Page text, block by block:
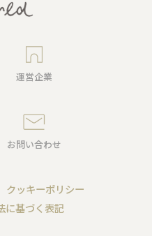
運営企業
お問い合わせ
クッキーポリシー
に基づく表記